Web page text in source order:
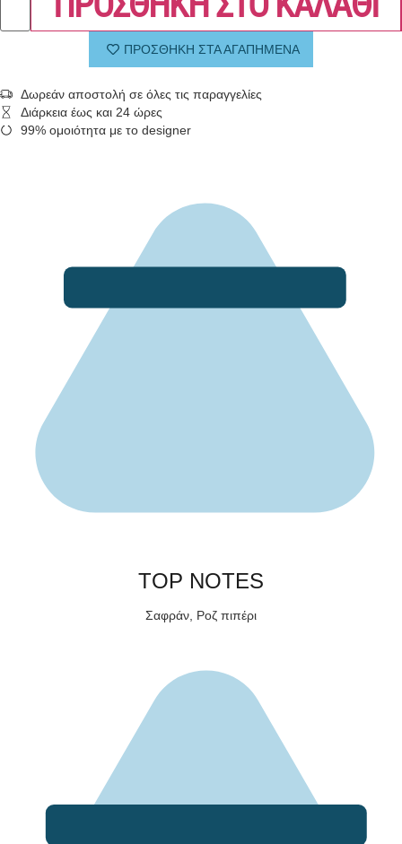
ΠΡΟΣΘΗΚΗ ΣΤΑ ΑΓΑΠΗΜΕΝΑ
Δωρεάν αποστολή σε όλες τις παραγγελίες
Διάρκεια έως και 24 ώρες
99% ομοιότητα με το designer
TOP NOTES
Σαφράν, Ροζ πιπέρι